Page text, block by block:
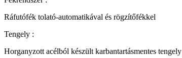
Ráfutófék tolató-automatikával és rögzítőfékkel
Tengely :
Horganyzott acélból készült karbantartásmentes tengely